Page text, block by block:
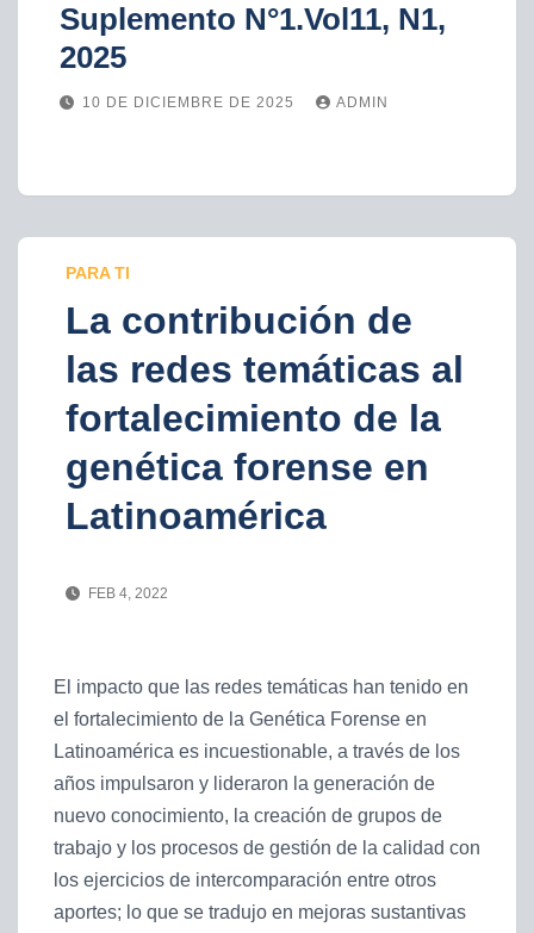
Suplemento N°1.Vol11, N1,
2025
10 DE DICIEMBRE DE 2025 ADMIN
PARA TI
La contribución de
las redes temáticas al
fortalecimiento de la
genética forense en
Latinoamérica
FEB 4, 2022
El impacto que las redes temáticas han tenido en
el fortalecimiento de la Genética Forense en
Latinoamérica es incuestionable, a través de los
años impulsaron y lideraron la generación de
nuevo conocimiento, la creación de grupos de
trabajo y los procesos de gestión de la calidad con
los ejercicios de intercomparación entre otros
aportes; lo que se tradujo en mejoras sustantivas